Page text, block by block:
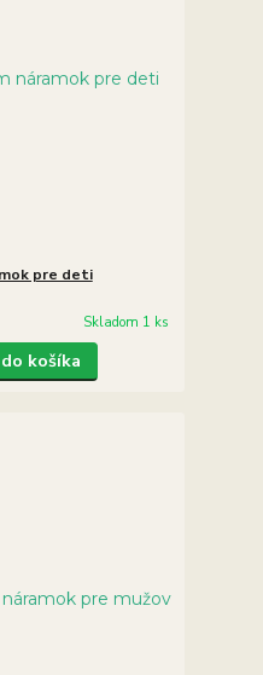
pre deti
Skladom 1 ks
košíka